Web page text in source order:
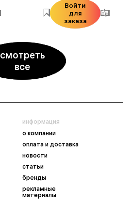
Войти
для
заказа
смотреть
все
информация
о компании
оплата и доставка
новости
статьи
бренды
рекламные
материалы